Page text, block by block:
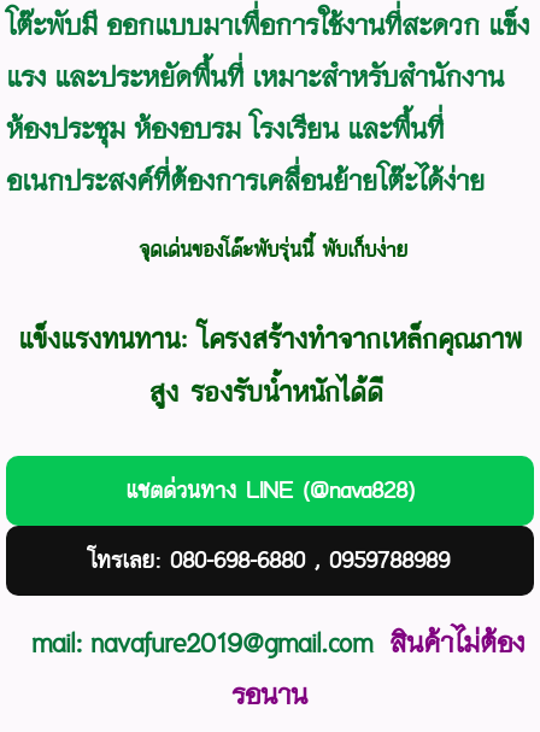
โต๊ะพับมี ออกแบบมาเพื่อการใช้งานที่สะดวก แข็ง
แรง และประหยัดพื้นที่ เหมาะสำหรับสำนักงาน
ห้องประชุม ห้องอบรม โรงเรียน และพื้นที่
อเนกประสงค์ที่ต้องการเคลื่อนย้ายโต๊ะได้ง่าย
จุดเด่นของโต๊ะพับรุ่นนี้ พับเก็บง่าย
แข็งแรงทนทาน: โครงสร้างทำจากเหล็กคุณภาพ
สูง รองรับน้ำหนักได้ดี
แชตด่วนทาง LINE (@nava828)
โทรเลย: 080-698-6880 , 0959788989
mail: navafure2019@gmail.com สินค้าไม่ต้อง
รอนาน